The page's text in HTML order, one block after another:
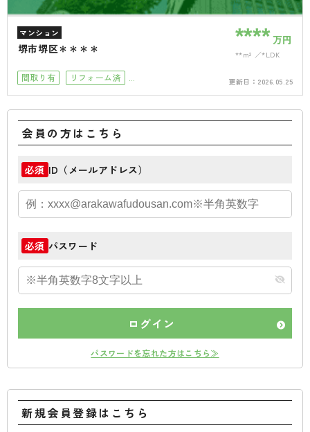
マンション
堺市堺区＊＊＊＊ ****万円
**m² *LDK
間取り有
リフォーム済
更新日： 2026.05.25
会員の方はこちら
必須 ID（メールアドレス）
必須 パスワード
ログイン
パスワードを忘れた方はこちら≫
新規会員登録はこちら